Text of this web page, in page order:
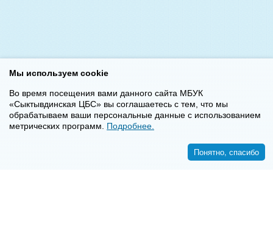
Мы используем cookie
Во время посещения вами данного сайта МБУК
«Сыктывдинская ЦБС» вы соглашаетесь с тем, что мы
обрабатываем ваши персональные данные с использованием
метрических программ. Подробнее.
Понятно, спасибо